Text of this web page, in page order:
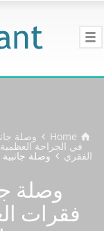
Home وصلة
في الجراحة العظمية
الفقري وصلة
وصلة
فقرات